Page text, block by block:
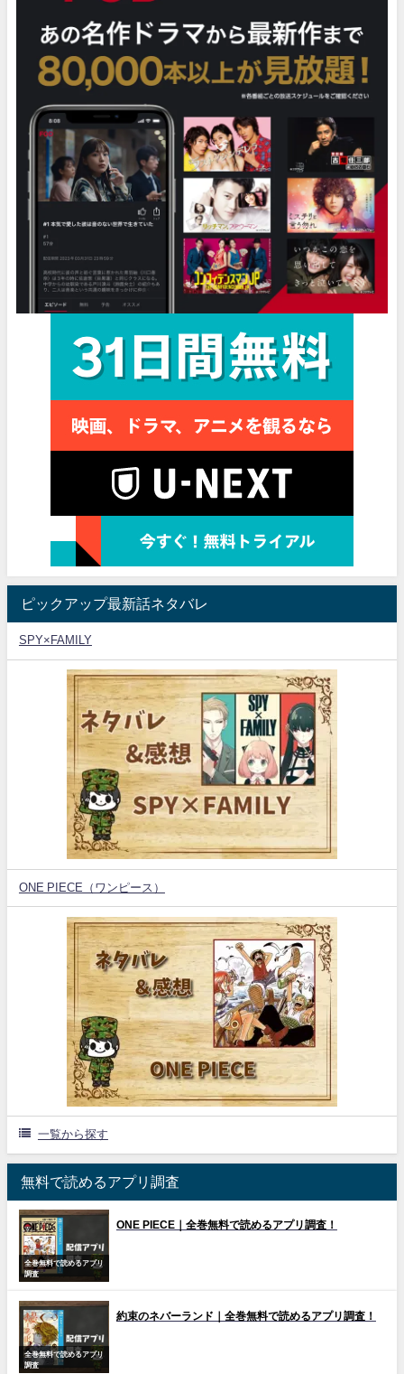
ピックアップ最新話ネタバレ
SPY×FAMILY
ONE PIECE（ワンピース）
一覧から探す
無料で読めるアプリ調査
全巻無料で読めるアプリ
調査
ONE PIECE｜全巻無料で読めるアプリ調査！
全巻無料で読めるアプリ
調査
約束のネバーランド｜全巻無料で読めるアプリ調査！